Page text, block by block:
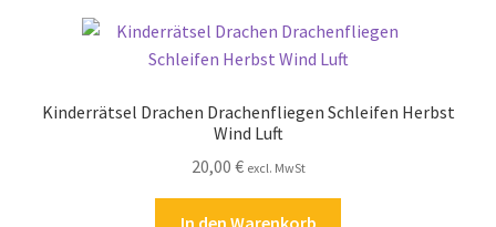
Kinderrätsel Drachen Drachenfliegen Schleifen Herbst
Wind Luft
20,00 € excl. MwSt